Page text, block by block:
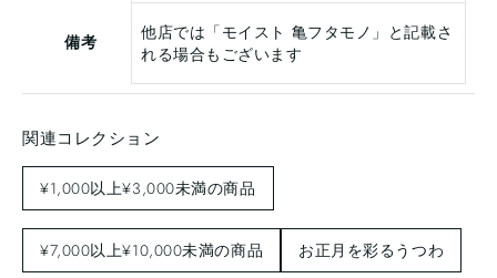
備考
他店では「モイスト 亀フタモノ」と記載さ
れる場合もございます
関連コレクション
¥1,000以上¥3,000未満の商品
¥7,000以上¥10,000未満の商品 お正月を彩るうつわ